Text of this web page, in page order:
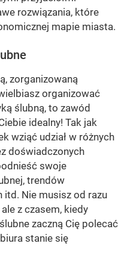
rozwiązania, które
mapie miasta.
zorganizowaną
organizować
ślubną, to zawód
idealny! Tak jak
wziąć udział w różnych
doświadczonych
swoje
trendów
itd. Nie musisz od razu
z czasem, kiedy
zaczną Cię polecać
stanie się